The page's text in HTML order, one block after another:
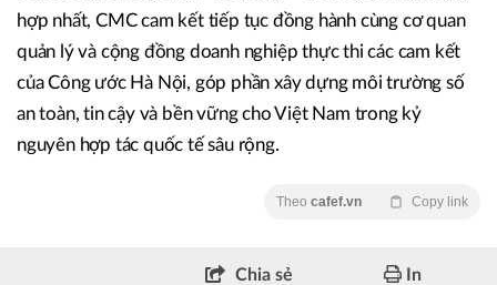
hợp nhất, CMC cam kết tiếp tục đồng hành cùng cơ quan
quản lý và cộng đồng doanh nghiệp thực thi các cam kết
của Công ước Hà Nội, góp phần xây dựng môi trường số
an toàn, tin cậy và bền vững cho Việt Nam trong kỷ
nguyên hợp tác quốc tế sâu rộng.
Theo cafef.vn Copy link
Chia sẻ In